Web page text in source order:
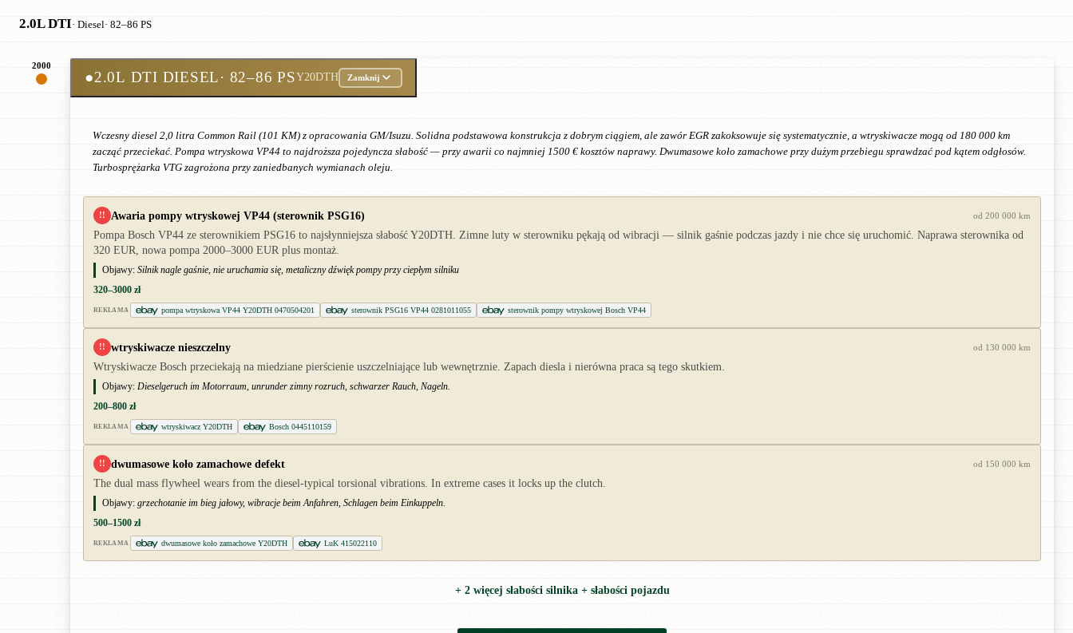
2.0L DTI· Diesel· 82–86 PS
2000
●2.0L DTI DIESEL· 82–86 PSY20DTH Zamknij
Wczesny diesel 2,0 litra Common Rail (101 KM) z opracowania GM/Isuzu. Solidna podstawowa konstrukcja z dobrym ciągiem, ale zawór EGR zakoksowuje się systematycznie, a wtryskiwacze mogą od 180 000 km
zacząć przeciekać. Pompa wtryskowa VP44 to najdroższa pojedyncza słabość — przy awarii co najmniej 1500 € kosztów naprawy. Dwumasowe koło zamachowe przy dużym przebiegu sprawdzać pod kątem odgłosów.
Turbosprężarka VTG zagrożona przy zaniedbanych wymianach oleju.
!! Awaria pompy wtryskowej VP44 (sterownik PSG16) od 200 000 km
Pompa Bosch VP44 ze sterownikiem PSG16 to najsłynniejsza słabość Y20DTH. Zimne luty w sterowniku pękają od wibracji — silnik gaśnie podczas jazdy i nie chce się uruchomić. Naprawa sterownika od
320 EUR, nowa pompa 2000–3000 EUR plus montaż.
Objawy: Silnik nagle gaśnie, nie uruchamia się, metaliczny dźwięk pompy przy ciepłym silniku
320–3000 zł
REKLAMA pompa wtryskowa VP44 Y20DTH 0470504201 sterownik PSG16 VP44 0281011055 sterownik pompy wtryskowej Bosch VP44
!! wtryskiwacze nieszczelny od 130 000 km
Wtryskiwacze Bosch przeciekają na miedziane pierścienie uszczelniające lub wewnętrznie. Zapach diesla i nierówna praca są tego skutkiem.
Objawy: Dieselgeruch im Motorraum, unrunder zimny rozruch, schwarzer Rauch, Nageln.
200–800 zł
REKLAMA wtryskiwacz Y20DTH Bosch 0445110159
!! dwumasowe koło zamachowe defekt od 150 000 km
The dual mass flywheel wears from the diesel-typical torsional vibrations. In extreme cases it locks up the clutch.
Objawy: grzechotanie im bieg jałowy, wibracje beim Anfahren, Schlagen beim Einkuppeln.
500–1500 zł
REKLAMA dwumasowe koło zamachowe Y20DTH LuK 415022110
+ 2 więcej słabości silnika + słabości pojazdu